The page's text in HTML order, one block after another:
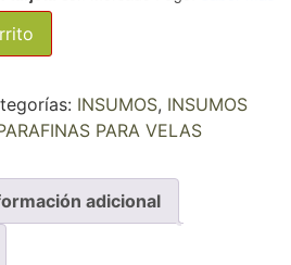
INSUMOS, INSUMOS
PARA VELAS
adicional